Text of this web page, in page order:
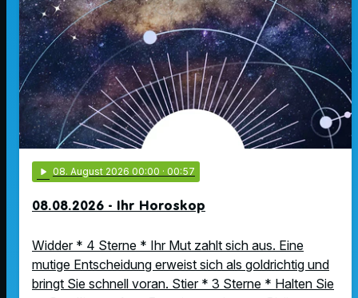
play_arrow 08. August 2026 00:00 · 00:57
08.08.2026 - Ihr Horoskop
Widder * 4 Sterne * Ihr Mut zahlt sich aus. Eine
mutige Entscheidung erweist sich als goldrichtig und
bringt Sie schnell voran. Stier * 3 Sterne * Halten Sie